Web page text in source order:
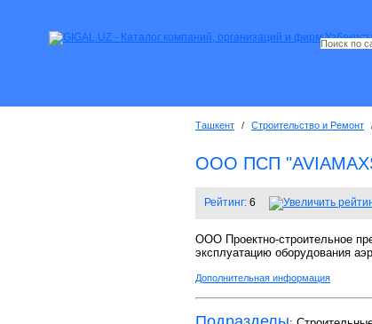
Ташкент / Строительство и Ремонт
ООО ПСП
Рейтинг: 6
ООО Проектно-строительное
эксплуатацию оборудования
Дополнительная информация